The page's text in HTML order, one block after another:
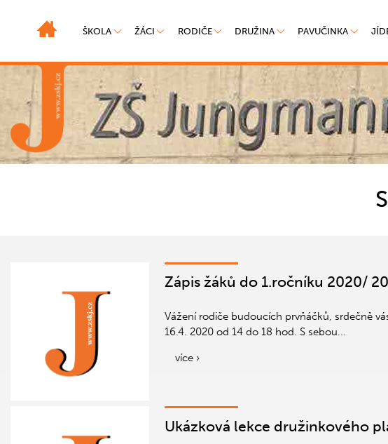
ŠKOLA ŽÁCI RODIČE DRUŽINA PAVUČINKA
Zápis žáků do 1.ročníku 2020/
Vážení rodiče budoucích prvňáčků, srdečně
16.4. 2020 od 14 do 18 hod. S sebou...
více ›
Ukázková lekce družinkového